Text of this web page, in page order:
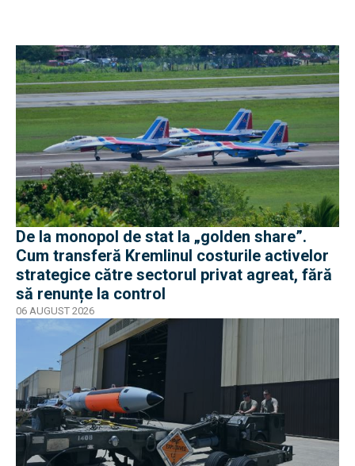
De la monopol de stat la „golden share”.
Cum transferă Kremlinul costurile activelor
strategice către sectorul privat agreat, fără
să renunțe la control
06 AUGUST 2026